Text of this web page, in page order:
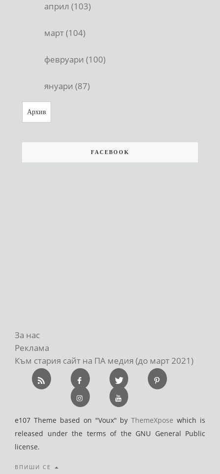
април (103)
март (104)
февруари (100)
януари (87)
Архив
FACEBOOK
За нас
Реклама
Към стария сайт на ПА медия (до март 2021)
e107 Theme based on "Voux" byThemeXpose which is
released under the terms of the GNU General Public
license.
ВПИШИ СЕ